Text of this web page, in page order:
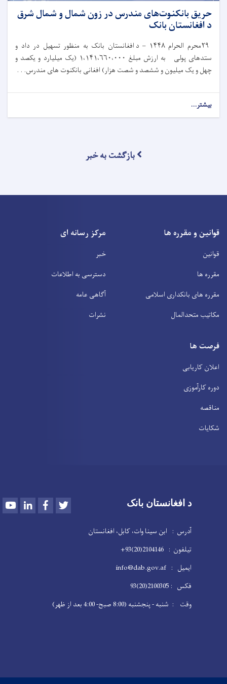
حریق بانکنوت‌های مندرس در زون شمال و شمال شرق
د افغانستان بانک
۲۹محرم الحرام۱۴۴۸ –
د افغانستان بانک به‌ منظور تسهیل در داد و
ستدهای پولی به ارزش مبلغ ۱،۱۴۱،۶۶۰،۰۰۰ ( یک میلیارد و یکصد و
چهل و یک میلیون و ششصد و شصت هزار) افغانی بانکنوت های مندرس. . .
بیشتر...
بازگشت به خبر
قوانین و مقرره ها
قوانین
مقرره ها
مقرره های بانکداری اسلامی
مکاتیب متحدالمال
مرکز رسانه ای
خبر
دسترسی به اطلاعات
آگاهی عامه
نشرات
فرصت ها
اعلان کاریابی
دوره کارآموزی
مناقصه
شکایات
د افغانستان بانک YoutubeLinkedInFacebook
آدرس : ابن سینا وات، کابل، افغانستان
تیلفون : 2104146(20)93+
ایمیل : info@dab.gov.af
فکس : 2100305(20)93
وقت : شنبه - پنجشنبه (8:00 صبح- 4:00 بعد از ظهر)